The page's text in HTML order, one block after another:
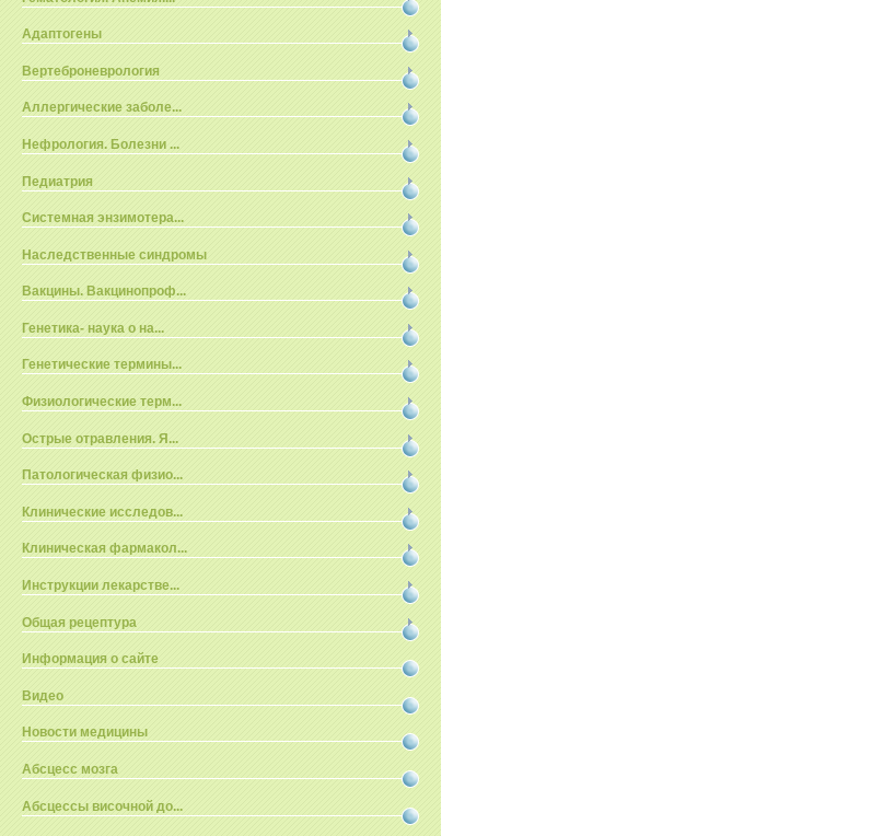
Адаптогены
Вертеброневрология
Аллергические заболе...
Нефрология. Болезни ...
Педиатрия
Системная энзимотера...
Наследственные синдромы
Вакцины. Вакцинопроф...
Генетика- наука о на...
Генетические термины...
Физиологические терм...
Острые отравления. Я...
Патологическая физио...
Клинические исследов...
Клиническая фармакол...
Инструкции лекарстве...
Общая рецептура
Информация о сайте
Видео
Новости медицины
Абсцесс мозга
Абсцессы височной до...